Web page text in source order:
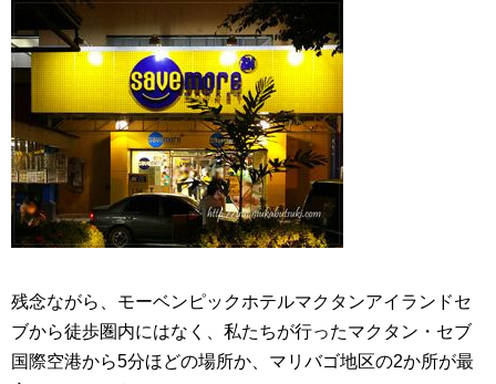
残念ながら、モーベンピックホテルマクタンアイランドセ
ブから徒歩圏内にはなく、私たちが行ったマクタン・セブ
国際空港から5分ほどの場所か、マリバゴ地区の2か所が最